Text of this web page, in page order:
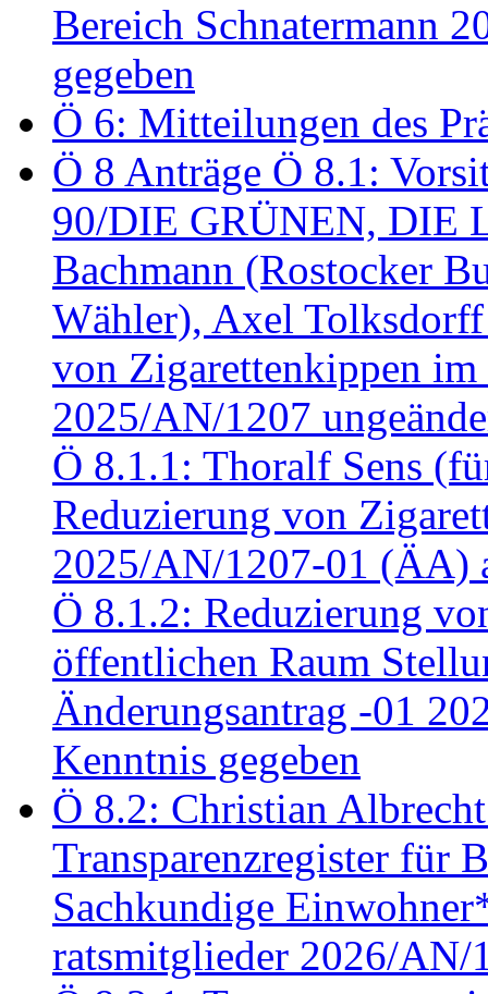
Bereich Schnatermann
gegeben
Ö 6: Mitteilungen des
Ö 8 Anträge Ö 8.1:
90/DIE GRÜNEN, DIE
Bachmann (Rostocker
Wähler), Axel
von Zigarettenkippen
2025/AN/1207
Ö 8.1.1: Thoralf Sens
Reduzierung von
2025/AN/1207-01 (ÄA)
Ö 8.1.2: Reduzierung
öffentlichen Raum
Änderungsantrag -01
Kenntnis gegeben
Ö 8.2: Christian
Transparenzregister für
Sachkundige
ratsmitglieder 2026/AN/